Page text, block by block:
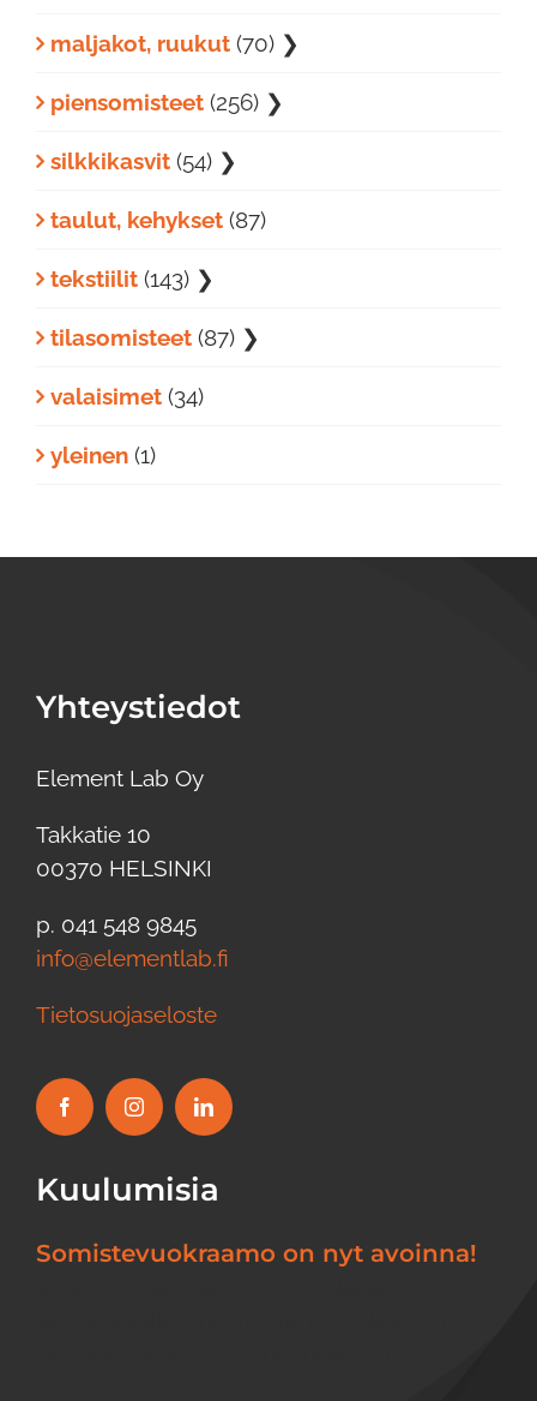
maljakot, ruukut (70) ❯
piensomisteet (256) ❯
silkkikasvit (54) ❯
taulut, kehykset (87)
tekstiilit (143) ❯
tilasomisteet (87) ❯
valaisimet (34)
yleinen (1)
Yhteystiedot
Element Lab Oy
Takkatie 10
00370 HELSINKI
p. 041 548 9845
info@elementlab.fi
Tietosuojaseloste
Kuulumisia
Somistevuokraamo on nyt avoinna!